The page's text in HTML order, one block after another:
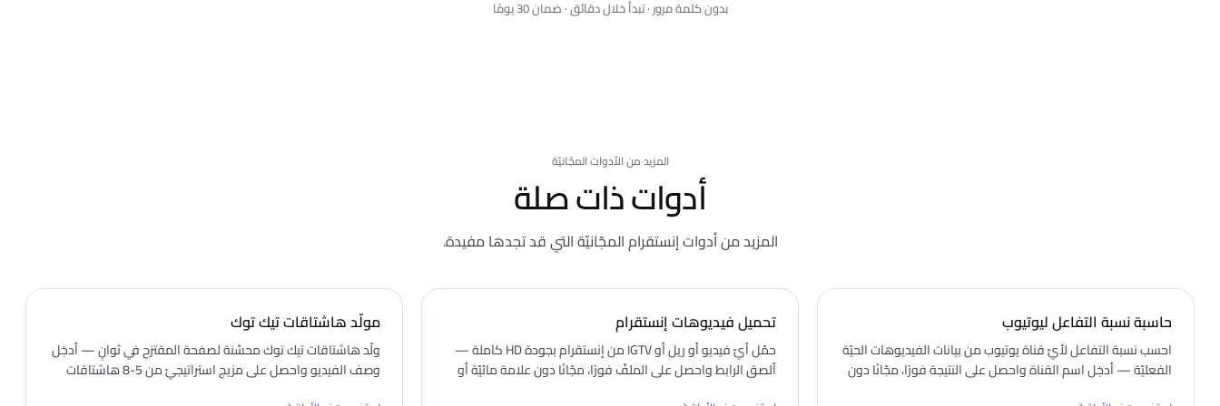
بدون كلمة مرور · تبدأ خلال دقائق · ضمان 30 يومًا
المزيد من الأدوات المجّانيّة
أدوات ذات صلة
المزيد من أدوات إنستقرام المجّانيّة التي قد تجدها مفيدة.
حاسبة نسبة التفاعل ليوتيوب
احسب نسبة التفاعل لأيّ قناة يوتيوب من بيانات الفيديوهات الحيّة
الفعليّة — أدخِل اسم القناة واحصل على النتيجة فورًا، مجّانًا دون
تحميل فيديوهات إنستقرام
حمّل أيّ فيديو أو ريل أو IGTV من إنستقرام بجودة HD كاملة —
ألصق الرابط واحصل على الملفّ فورًا، مجّانًا دون علامة مائيّة أو
مولّد هاشتاقات تيك توك
ولّد هاشتاقات تيك توك محسَّنة لصفحة المقترَح في ثوانٍ — أدخِل
وصف الفيديو واحصل على مزيج استراتيجيّ من 5-8 هاشتاقات